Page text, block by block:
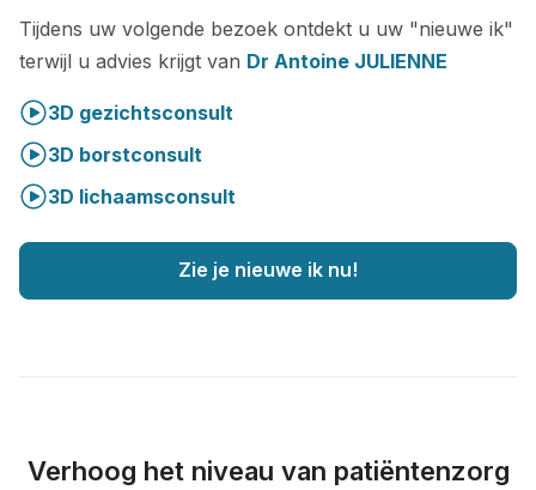
Tijdens uw volgende bezoek ontdekt u uw "nieuwe ik"
terwijl u advies krijgt van Dr Antoine JULIENNE
3D gezichtsconsult
3D borstconsult
3D lichaamsconsult
Zie je nieuwe ik nu!
Verhoog het niveau van patiëntenzorg